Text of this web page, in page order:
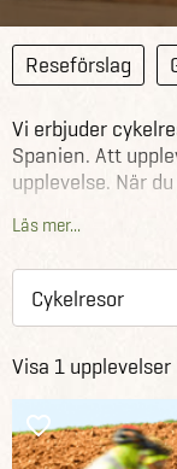
Reseförslag
Vi erbjuder
Spanien. Att
upplevelse. När
verkligen hinner
susar fram i det
Se våra övriga
Läs mer...
Visa 1 upplevelser